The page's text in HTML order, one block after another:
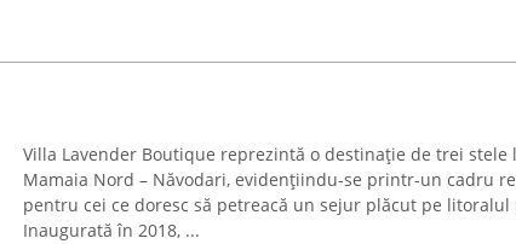
Villa Lavender Boutique reprezintă o destinație de trei stele
Mamaia Nord – Năvodari, evidențiindu-se printr-un cadru
pentru cei ce doresc să petreacă un sejur plăcut pe litoralul
Inaugurată în 2018, ...